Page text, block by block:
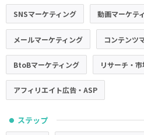
SNSマーケティング 動画マーケテ
メールマーケティング コンテンツ
BtoBマーケティング リサーチ・
アフィリエイト広告・ASP
● ステップ